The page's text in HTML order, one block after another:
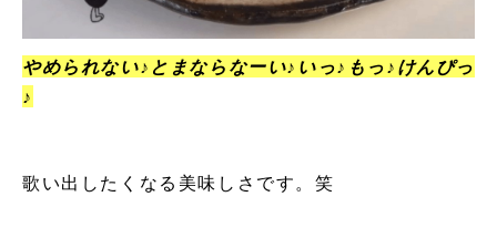
やめられない♪とまならなーい♪ いっ♪もっ♪けんぴっ
♪
歌い出したくなる美味しさです。笑